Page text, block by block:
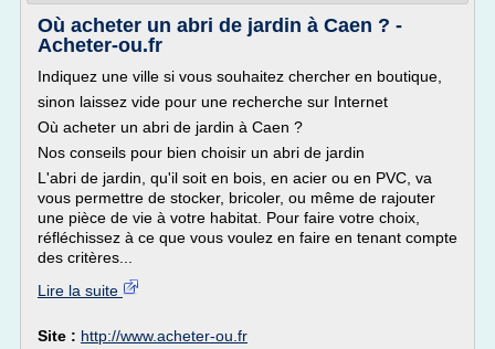
Où acheter un abri de jardin à Caen ? -
Acheter-ou.fr
Indiquez une ville si vous souhaitez chercher en boutique,
sinon laissez vide pour une recherche sur Internet
Où acheter un abri de jardin à Caen ?
Nos conseils pour bien choisir un abri de jardin
L'abri de jardin, qu'il soit en bois, en acier ou en PVC, va
vous permettre de stocker, bricoler, ou même de rajouter
une pièce de vie à votre habitat. Pour faire votre choix,
réfléchissez à ce que vous voulez en faire en tenant compte
des critères...
Lire la suite
Site : http://www.acheter-ou.fr